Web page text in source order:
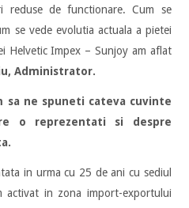
reduse de functionare. Cum se
se vede evolutia actuala a pietei
Helvetic Impex – Sunjoy am aflat
Administrator.
sa ne spuneti cateva cuvinte
o reprezentati si despre
in urma cu 25 de ani cu sediul
in zona import-exportului